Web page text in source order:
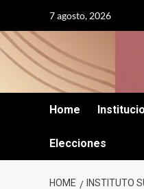
content
7 agosto, 2026
Home
Elecciones
HOME INSTITUTO